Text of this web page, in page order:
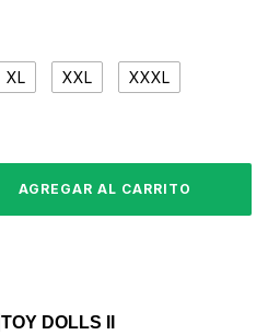
XL XXL XXXL
TOY DOLLS II